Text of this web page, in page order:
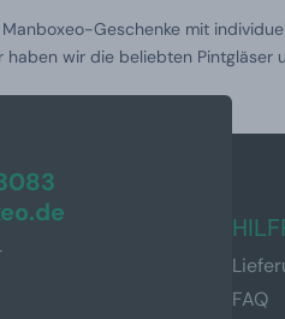
Geschenke mit
haben wir die beliebten Pintgläser
FAQ